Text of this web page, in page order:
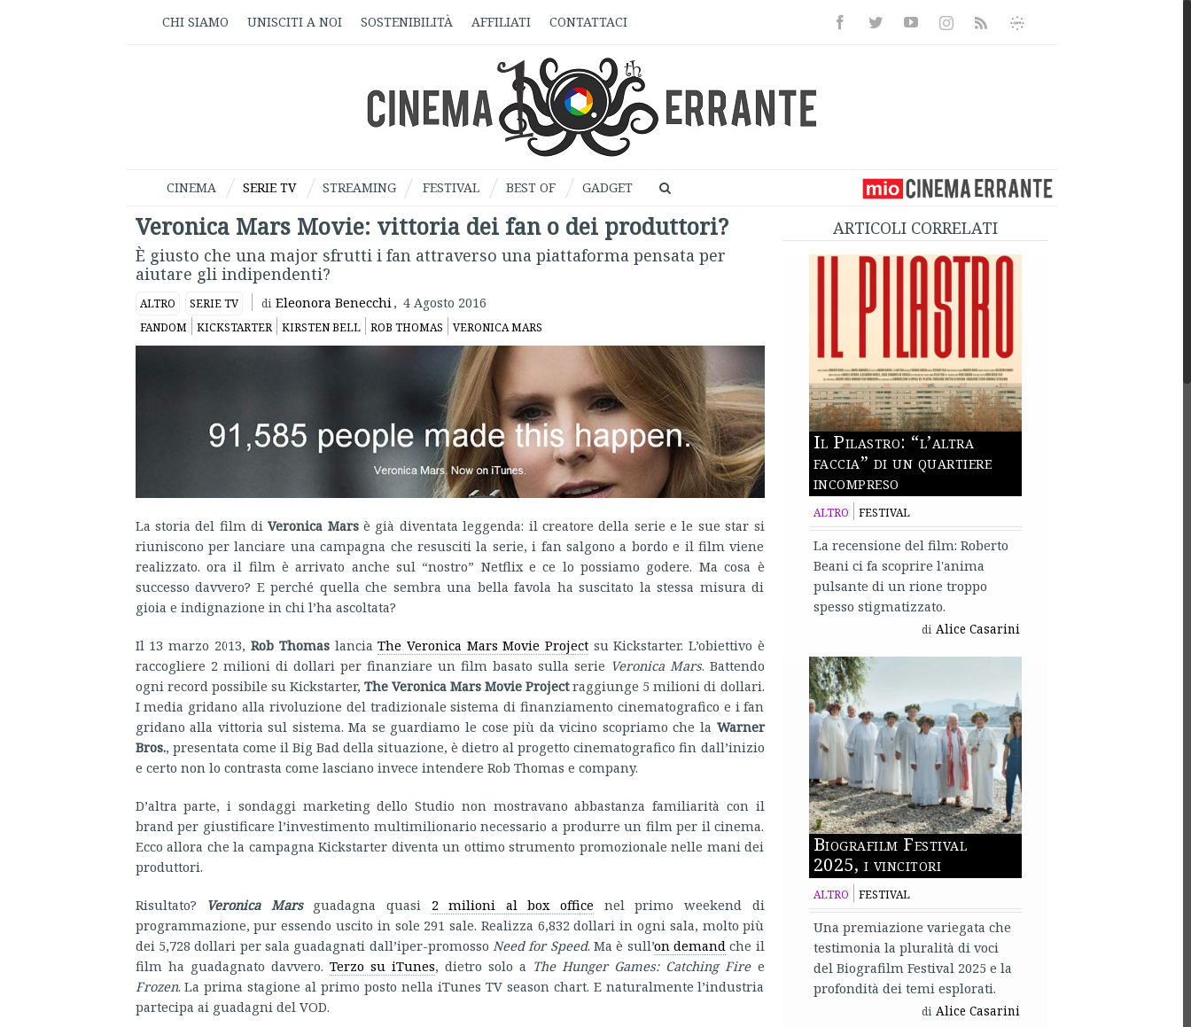
CHI SIAMO UNISCITI A NOI SOSTENIBILITÀ AFFILIATI CONTATTACI FacebookTwitterYoutubeInstagramRss
Informativa
CINEMA SERIE TV STREAMING FESTIVAL BEST OF GADGET
Veronica Mars Movie: vittoria dei fan o dei produttori?
È giusto che una major sfrutti i fan attraverso una piattaforma pensata per
aiutare gli indipendenti?
ALTRO SERIE TV di Eleonora Benecchi, 4 Agosto 2016
FANDOM KICKSTARTER KIRSTEN BELL ROB THOMAS VERONICA MARS
La storia del film diVeronica Marsè già diventata leggenda: il creatore della serie e le sue star si
riuniscono per lanciare una campagna che resusciti la serie, i fan salgono a bordo e il film viene
realizzato. ora il film è arrivato anche sul “nostro” Netflix e ce lo possiamo godere. Ma cosa è
successo davvero? E perché quella che sembra una bella favola ha suscitato la stessa misura di
gioia e indignazione in chi l’ha ascoltata?
Il 13 marzo 2013,Rob ThomaslanciaThe Veronica Mars Movie Projectsu Kickstarter. L’obiettivo è
raccogliere 2 milioni di dollari per finanziare un film basato sulla serie Veronica Mars. Battendo
ogni record possibile su Kickstarter, The Veronica Mars Movie Projectraggiunge 5 milioni di dollari.
I media gridano alla rivoluzione del tradizionale sistema di finanziamento cinematografico e i fan
gridano alla vittoria sul sistema. Ma se guardiamo le cose più da vicino scopriamo che la Warner
Bros., presentata come il Big Bad della situazione, è dietro al progetto cinematografico fin dall’inizio
e certo non lo contrasta come lasciano invece intendere Rob Thomas e company.
D’altra parte, i sondaggi marketing dello Studio non mostravano abbastanza familiarità con il
brand per giustificare l’investimento multimilionario necessario a produrre un film per il cinema.
Ecco allora che la campagna Kickstarter diventa un ottimo strumento promozionale nelle mani dei
produttori.
Risultato? Veronica Marsguadagna quasi 2 milioni al box office nel primo weekend di
programmazione, pur essendo uscito in sole 291 sale. Realizza 6,832 dollari in ogni sala, molto più
dei 5,728 dollari per sala guadagnati dall’iper-promosso Need for Speed. Ma è sull’on demand che il
film ha guadagnato davvero. Terzo su iTunes, dietro solo a The Hunger Games: Catching Firee
Frozen. La prima stagione al primo posto nella iTunes TV season chart. E naturalmente l’industria
partecipa ai guadagni del VOD.
ARTICOLI CORRELATI
Il Pilastro: “l’altra
faccia” di un quartiere
incompreso
ALTRO FESTIVAL
La recensione del film: Roberto
Beani ci fa scoprire l'anima
pulsante di un rione troppo
spesso stigmatizzato.
di Alice Casarini
Biografilm Festival
2025, i vincitori
ALTRO FESTIVAL
Una premiazione variegata che
testimonia la pluralità di voci
del Biografilm Festival 2025 e la
profondità dei temi esplorati.
di Alice Casarini